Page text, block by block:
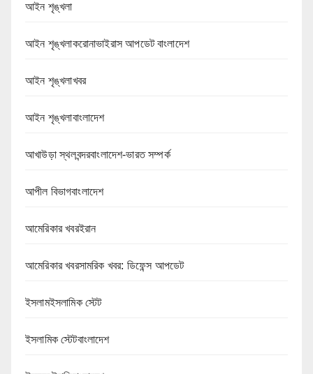
আইন শৃঙ্খলা
আইন শৃঙ্খলাকরোনাভাইরাস আপডেট বাংলাদেশ
আইন শৃঙ্খলাখবর
আইন শৃঙ্খলাবাংলাদেশ
আখাউড়া স্থলবন্দরবাংলাদেশ-ভারত সম্পর্ক
আপীল বিভাগবাংলাদেশ
আমেরিকার খবরইরান
আমেরিকার খবরসামরিক খবর: ডিফেন্স আপডেট
ইসলামইসলামিক স্টেট
ইসলামিক স্টেটবাংলাদেশ